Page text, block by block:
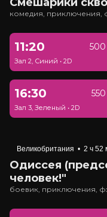
комедия, приключения,
11:20 500
Зал 2, Синий • 2D
16:30
Зал 3, Зеленый • 2D
Великобритания • 2 ч 52
Одиссея
человек!"
боевик, приключения,